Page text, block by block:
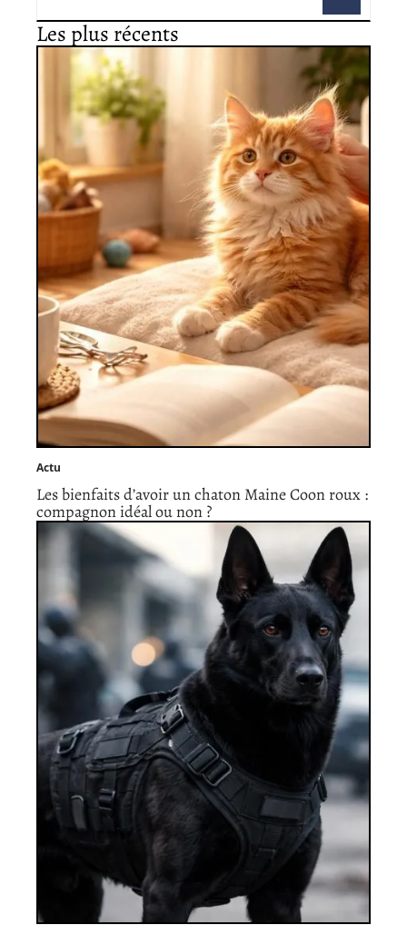
Les plus récents
Actu
Les bienfaits d’avoir un chaton Maine Coon roux :
compagnon idéal ou non ?